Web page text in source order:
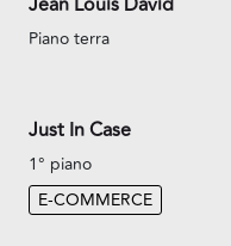
Piano terra
Just In Case
1° piano
E-COMMERCE